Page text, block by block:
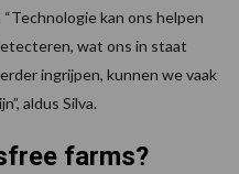
kan ons helpen
wat ons in staat
ingrijpen, kunnen we vaak
aldus Silva.
farms?